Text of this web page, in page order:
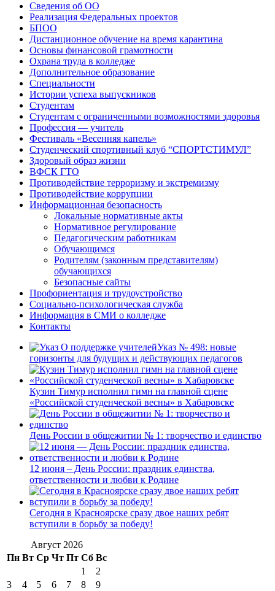
Сведения об ОО
Реализация Федеральных проектов
БПОО
Дистанционное обучение на время карантина
Основы финансовой грамотности
Охрана труда в колледже
Дополнительное образование
Специальности
Истории успеха выпускников
Студентам
Студентам с ограниченными возможностями здоровья
Профессия — учитель
Фестиваль «Весенняя капель»
Студенческий спортивный клуб “СПОРТСТИМУЛ”
Здоровый образ жизни
ВФСК ГТО
Противодействие терроризму и экстремизму
Противодействие коррупции
Информационная безопасность
Локальные нормативные акты
Нормативное регулирование
Педагогическим работникам
Обучающимся
Родителям (законным представителям)
обучающихся
Безопасные сайты
Профориентация и трудоустройство
Социально-психологическая служба
Информация в СМИ о колледже
Контакты
Указ № 498: новые
горизонты для будущих и действующих педагогов
Кузин Тимур исполнил гимн на главной сцене
«Российской студенческой весны» в Хабаровске
День России в общежитии № 1: творчество и единство
12 июня – День России: праздник единства,
ответственности и любви к Родине
Сегодня в Красноярске сразу двое наших ребят
вступили в борьбу за победу!
Август 2026
Пн Вт Ср Чт Пт Сб Вс
1
2
3
4 5 6 7 8
9